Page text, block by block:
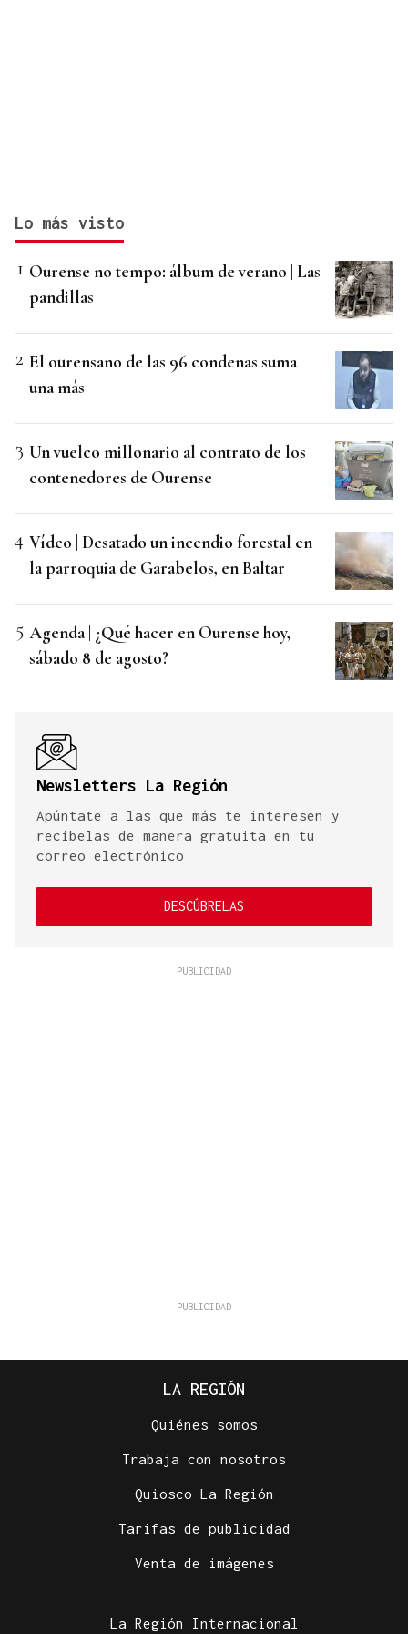
Lo más visto
Ourense no tempo: álbum de verano | Las
pandillas
El ourensano de las 96 condenas suma
una más
Un vuelco millonario al contrato de los
contenedores de Ourense
Vídeo | Desatado un incendio forestal en
la parroquia de Garabelos, en Baltar
Agenda | ¿Qué hacer en Ourense hoy,
sábado 8 de agosto?
Newsletters La Región
Apúntate a las que más te interesen y
recíbelas de manera gratuita en tu
correo electrónico
DESCÚBRELAS
LA REGIÓN
Quiénes somos
Trabaja con nosotros
Quiosco La Región
Tarifas de publicidad
Venta de imágenes
La Región Internacional